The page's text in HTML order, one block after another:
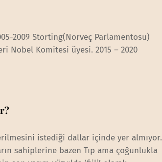
2009 Storting(Norveç Parlamentosu)
Nobel Komitesi üyesi. 2015 – 2020
istediği dallar içinde yer almıyor.
sahiplerine bazen Tıp ama çoğunlukla